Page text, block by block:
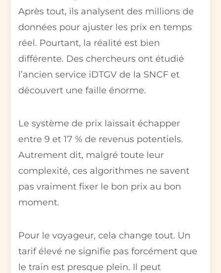
Après tout, ils analysent des millions de
données pour ajuster les prix en temps
réel. Pourtant, la réalité est bien
différente. Des chercheurs ont étudié
l’ancien service iDTGV de la SNCF et
découvert une faille énorme.
Le système de prix laissait échapper
entre 9 et 17 % de revenus potentiels.
Autrement dit, malgré toute leur
complexité, ces algorithmes ne savent
pas vraiment fixer le bon prix au bon
moment.
Pour le voyageur, cela change tout. Un
tarif élevé ne signifie pas forcément que
le train est presque plein. Il peut